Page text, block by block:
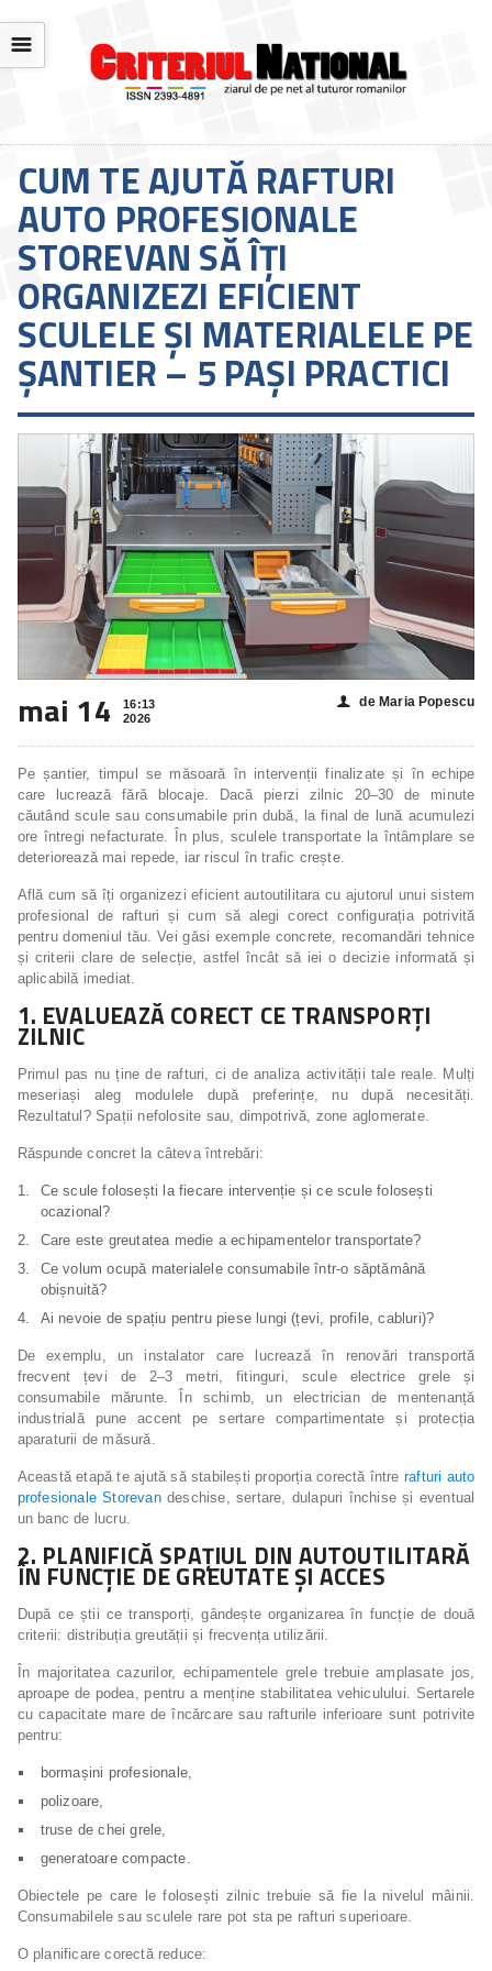
☰
CUM TE AJUTĂ RAFTURI
AUTO PROFESIONALE
STOREVAN SĂ ÎȚI
ORGANIZEZI EFICIENT
SCULELE ȘI MATERIALELE PE
ȘANTIER – 5 PAȘI PRACTICI
mai 14
16:13
2026
👤 de Maria Popescu
Pe șantier, timpul se măsoară în intervenții finalizate și în echipe
care lucrează fără blocaje. Dacă pierzi zilnic 20–30 de minute
căutând scule sau consumabile prin dubă, la final de lună acumulezi
ore întregi nefacturate. În plus, sculele transportate la întâmplare se
deteriorează mai repede, iar riscul în trafic crește.
Află cum să îți organizezi eficient autoutilitara cu ajutorul unui sistem
profesional de rafturi și cum să alegi corect configurația potrivită
pentru domeniul tău. Vei găsi exemple concrete, recomandări tehnice
și criterii clare de selecție, astfel încât să iei o decizie informată și
aplicabilă imediat.
1. EVALUEAZĂ CORECT CE TRANSPORȚI
ZILNIC
Primul pas nu ține de rafturi, ci de analiza activității tale reale. Mulți
meseriași aleg modulele după preferințe, nu după necesități.
Rezultatul? Spații nefolosite sau, dimpotrivă, zone aglomerate.
Răspunde concret la câteva întrebări:
Ce scule folosești la fiecare intervenție și ce scule folosești
ocazional?
Care este greutatea medie a echipamentelor transportate?
Ce volum ocupă materialele consumabile într-o săptămână
obișnuită?
Ai nevoie de spațiu pentru piese lungi (țevi, profile, cabluri)?
De exemplu, un instalator care lucrează în renovări transportă
frecvent țevi de 2–3 metri, fitinguri, scule electrice grele și
consumabile mărunte. În schimb, un electrician de mentenanță
industrială pune accent pe sertare compartimentate și protecția
aparaturii de măsură.
Această etapă te ajută să stabilești proporția corectă între rafturi auto
profesionale Storevandeschise, sertare, dulapuri închise și eventual
un banc de lucru.
2. PLANIFICĂ SPAȚIUL DIN AUTOUTILITARĂ
ÎN FUNCȚIE DE GREUTATE ȘI ACCES
După ce știi ce transporți, gândește organizarea în funcție de două
criterii: distribuția greutății și frecvența utilizării.
În majoritatea cazurilor, echipamentele grele trebuie amplasate jos,
aproape de podea, pentru a menține stabilitatea vehiculului. Sertarele
cu capacitate mare de încărcare sau rafturile inferioare sunt potrivite
pentru:
bormașini profesionale,
polizoare,
truse de chei grele,
generatoare compacte.
Obiectele pe care le folosești zilnic trebuie să fie la nivelul mâinii.
Consumabilele sau sculele rare pot sta pe rafturi superioare.
O planificare corectă reduce: